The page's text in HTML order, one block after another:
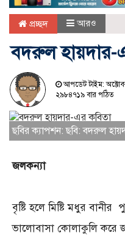
প্রচ্ছদ আরও
বদরুল হায়দার-
আপডেট টাইম:
২৯৮৪৭১৯ বার পঠিত
ছবির ক্যাপশন: ছবি: বদরুল
জলকন্যা
বৃষ্টি হলে মিষ্টি মধুর বানীর
ভালোবাসা কোলাকুলি করে